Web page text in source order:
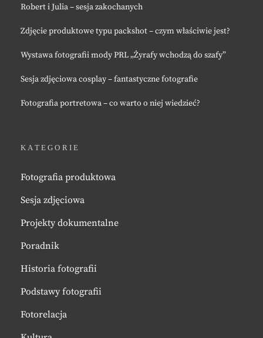
Robert i Julia – sesja zakochanych
Zdjęcie produktowe typu packshot – czym właściwie jest?
Wystawa fotografii mody PRL „Żyrafy wchodzą do szafy”
Sesja zdjęciowa cosplay – fantastyczne fotografie
Fotografia portretowa – co warto o niej wiedzieć?
KATEGORIE
Fotografia produktowa
Sesja zdjęciowa
Projekty dokumentalne
Poradnik
Historia fotografii
Podstawy fotografii
Fotorelacja